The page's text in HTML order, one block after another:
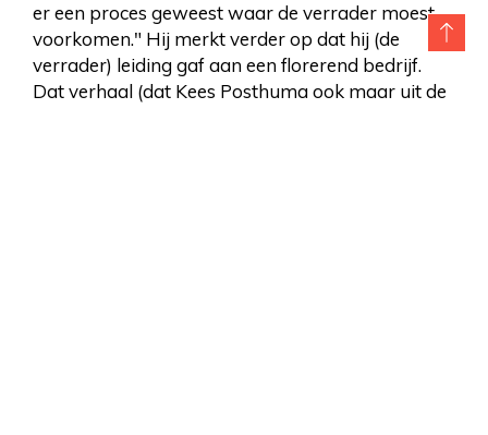
er een proces geweest waar de verrader moest
voorkomen." Hij merkt verder op dat hij (de
verrader) leiding gaf aan een florerend bedrijf.
Dat verhaal (dat Kees Posthuma ook maar uit de